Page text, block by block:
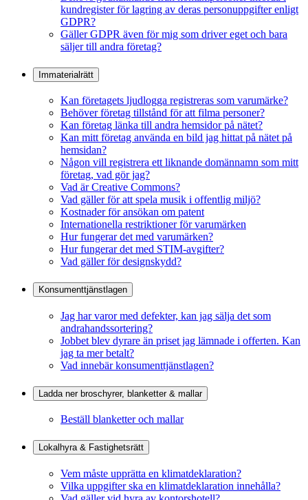
kundregister för lagring av deras personuppgifter enligt
GDPR?
Gäller GDPR även för mig som driver eget och bara
säljer till andra företag?
Immaterialrätt
Kan företagets ljudlogga registreras som varumärke?
Behöver företag tillstånd för att filma personer?
Kan företag länka till andra hemsidor på nätet?
Kan mitt företag använda en bild jag hittat på nätet på
hemsidan?
Någon vill registrera ett liknande domännamn som mitt
företag, vad gör jag?
Vad är Creative Commons?
Vad gäller för att spela musik i offentlig miljö?
Kostnader för ansökan om patent
Internationella restriktioner för varumärken
Hur fungerar det med varumärken?
Hur fungerar det med STIM-avgifter?
Vad gäller för designskydd?
Konsumenttjänstlagen
Jag har varor med defekter, kan jag sälja det som
andrahandssortering?
Jobbet blev dyrare än priset jag lämnade i offerten. Kan
jag ta mer betalt?
Vad innebär konsumenttjänstlagen?
Ladda ner broschyrer, blanketter & mallar
Beställ blanketter och mallar
Lokalhyra & Fastighetsrätt
Vem måste upprätta en klimatdeklaration?
Vilka uppgifter ska en klimatdeklaration innehålla?